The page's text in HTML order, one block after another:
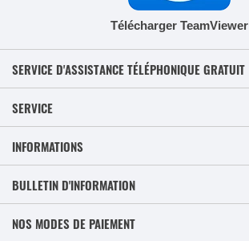
Télécharger TeamViewer
SERVICE D'ASSISTANCE TÉLÉPHONIQUE GRATUIT
SERVICE
INFORMATIONS
BULLETIN D'INFORMATION
NOS MODES DE PAIEMENT